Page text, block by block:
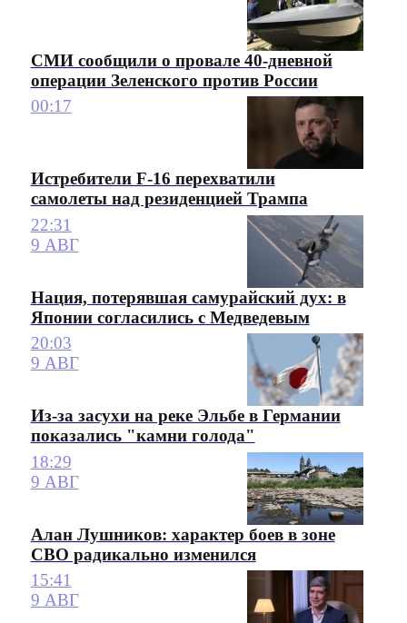
СМИ сообщили о провале 40-дневной
операции Зеленского против России
00:17
Истребители F-16 перехватили
самолеты над резиденцией Трампа
22:31
9 АВГ
Нация, потерявшая самурайский дух: в
Японии согласились с Медведевым
20:03
9 АВГ
Из-за засухи на реке Эльбе в Германии
показались "камни голода"
18:29
9 АВГ
Алан Лушников: характер боев в зоне
СВО радикально изменился
15:41
9 АВГ